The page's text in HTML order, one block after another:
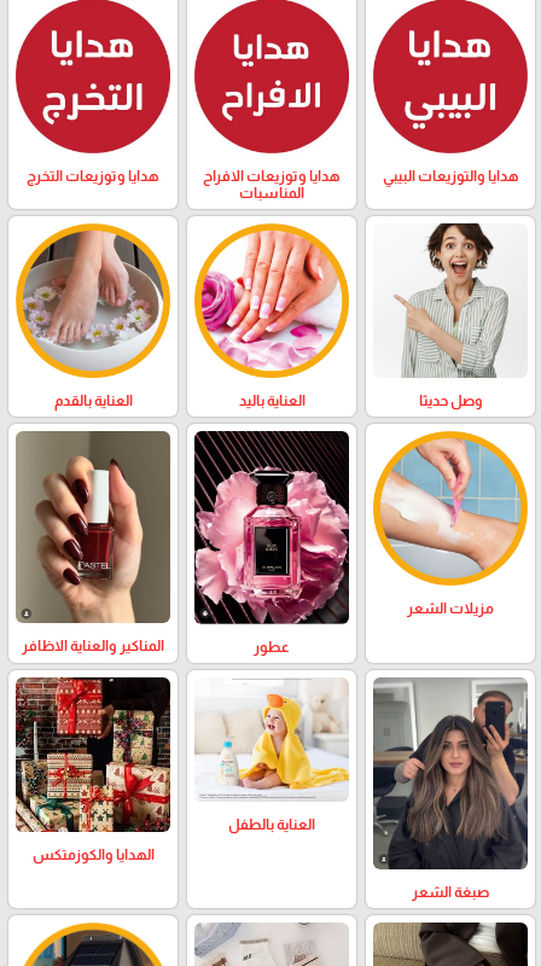
هدايا والتوزيعات البيبي
هدايا وتوزيعات الافراح
المناسبات
هدايا وتوزيعات التخرج
وصل حديثا العناية باليد العناية بالقدم
مزيلات الشعر
عطور المناكير والعناية الاظافر
صبغة الشعر
العناية بالطفل
الهدايا والكوزمتكس